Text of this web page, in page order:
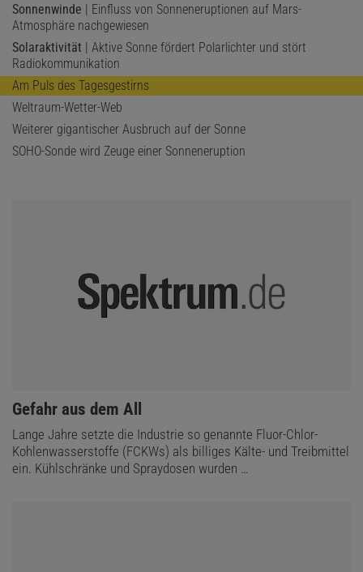
Sonnenwinde | Einfluss von Sonneneruptionen auf Mars-
Atmosphäre nachgewiesen
Solaraktivität | Aktive Sonne fördert Polarlichter und stört
Radiokommunikation
Am Puls des Tagesgestirns
Weltraum-Wetter-Web
Weiterer gigantischer Ausbruch auf der Sonne
SOHO-Sonde wird Zeuge einer Sonneneruption
:
Gefahr aus dem All
Lange Jahre setzte die Industrie so genannte Fluor-Chlor-
Kohlenwasserstoffe (FCKWs) als billiges Kälte- und Treibmittel
ein. Kühlschränke und Spraydosen wurden …